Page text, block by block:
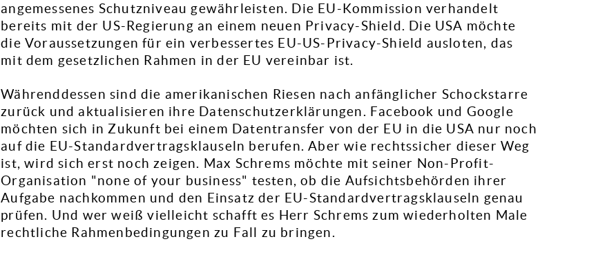
angemessenes Schutzniveau gewährleisten. Die EU-Kommission verhandelt
bereits mit der US-Regierung an einem neuen Privacy-Shield. Die USA möchte
die Voraussetzungen für ein verbessertes EU-US-Privacy-Shield ausloten, das
mit dem gesetzlichen Rahmen in der EU vereinbar ist.
Währenddessen sind die amerikanischen Riesen nach anfänglicher Schockstarre
zurück und aktualisieren ihre Datenschutzerklärungen. Facebook und Google
möchten sich in Zukunft bei einem Datentransfer von der EU in die USA nur noch
auf die EU-Standardvertragsklauseln berufen. Aber wie rechtssicher dieser Weg
ist, wird sich erst noch zeigen. Max Schrems möchte mit seiner Non-Profit-
Organisation "none of your business" testen, ob die Aufsichtsbehörden ihrer
Aufgabe nachkommen und den Einsatz der EU-Standardvertragsklauseln genau
prüfen. Und wer weiß vielleicht schafft es Herr Schrems zum wiederholten Male
rechtliche Rahmenbedingungen zu Fall zu bringen.